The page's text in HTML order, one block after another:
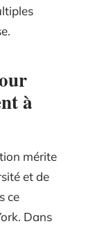
à
mérite
et de
ce
Dans